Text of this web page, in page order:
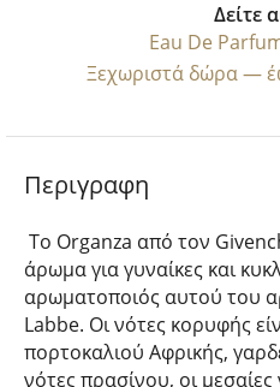
Δείτε
Eau De
Ξεχωριστά δώρα —
Περιγραφη
Το Organza από τον
άρωμα για γυναίκες και
αρωματοποιός αυτού του
Labbe. Οι νότες κορυφής
πορτοκαλιού Αφρικής,
νότες πρασίνου, οι μεσαίες